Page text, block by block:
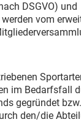
DSGVO) und
vom
im Bedarfsfall
gegründet
den/die